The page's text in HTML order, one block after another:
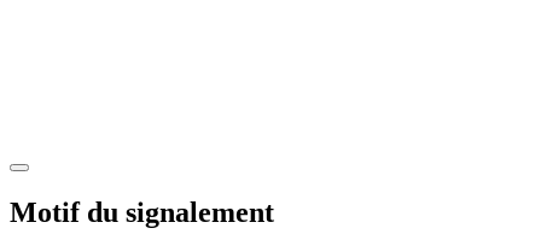
Motif du signalement